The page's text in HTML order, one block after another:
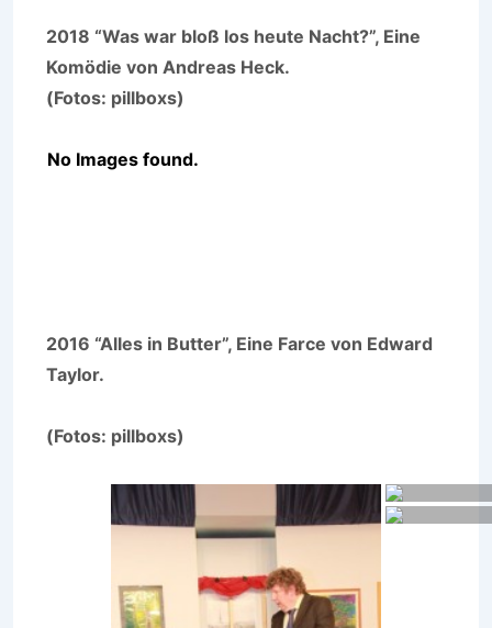
2018 “Was war bloß los heute Nacht?”, Eine
Komödie von Andreas Heck.
(Fotos: pillboxs)
No Images found.
2016 “Alles in Butter”, Eine Farce von Edward
Taylor.
(Fotos: pillboxs)